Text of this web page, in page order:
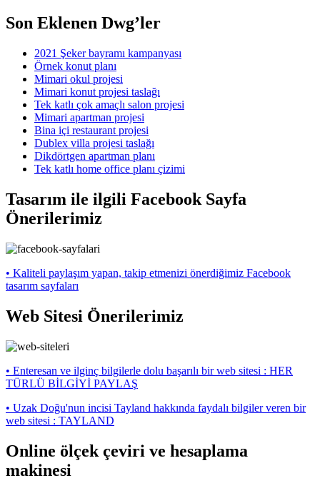
Son Eklenen Dwg’ler
2021 Şeker bayramı kampanyası
Örnek konut planı
Mimari okul projesi
Mimari konut projesi taslağı
Tek katlı çok amaçlı salon projesi
Mimari apartman projesi
Bina içi restaurant projesi
Dublex villa projesi taslağı
Dikdörtgen apartman planı
Tek katlı home office planı çizimi
Tasarım ile ilgili Facebook Sayfa
Önerilerimiz
• Kaliteli paylaşım yapan, takip etmenizi önerdiğimiz Facebook
tasarım sayfaları
Web Sitesi Önerilerimiz
• Enteresan ve ilginç bilgilerle dolu başarılı bir web sitesi : HER
TÜRLÜ BİLGİYİ PAYLAŞ
• Uzak Doğu'nun incisi Tayland hakkında faydalı bilgiler veren bir
web sitesi : TAYLAND
Online ölçek çeviri ve hesaplama
makinesi